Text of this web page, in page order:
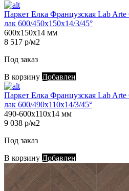
Паркет Елка Французская Lab
лак 600/450х150х14/3/45°
600х150х14 мм
8 517 р/м2
Под заказ
В корзину Добавлен
Паркет Елка Французская Lab
лак 600/490х110х14/3/45°
490-600х110х14 мм
9 038 р/м2
Под заказ
В корзину Добавлен